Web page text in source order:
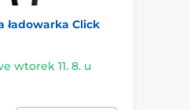
ładowarka Click
wtorek 11. 8. u